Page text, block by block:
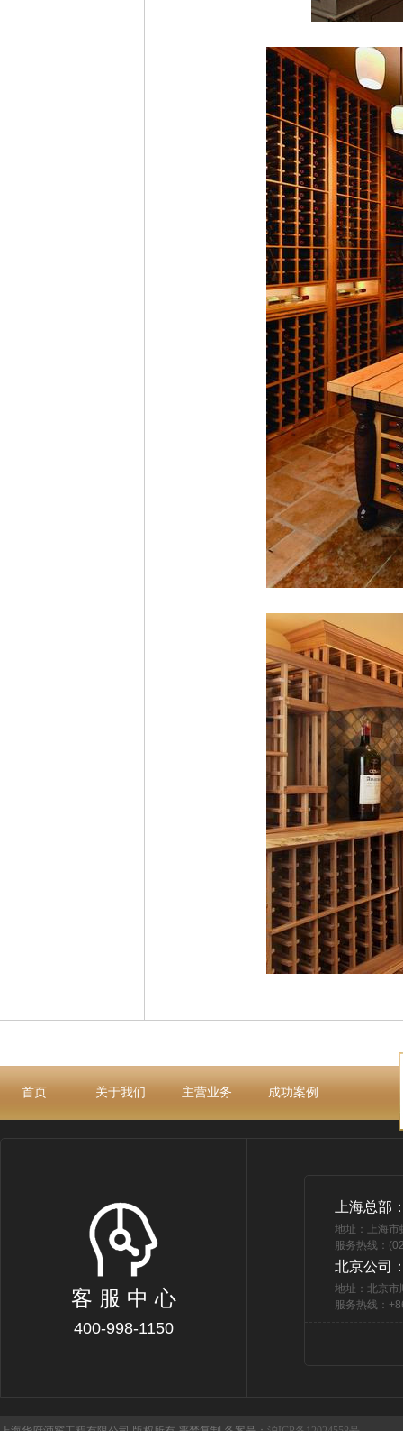
首页 关于我们 主营业务 成功案例
客 服 中 心
400-998-1150
上海总部
地址：上海
服务热线：
北京公司
地址：北京市
服务热线：